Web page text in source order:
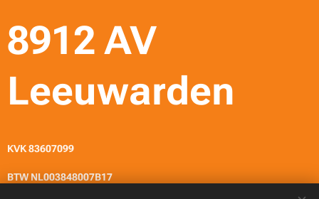
8912 AV
Leeuwarden
KVK 83607099
BTW NL003848007B17